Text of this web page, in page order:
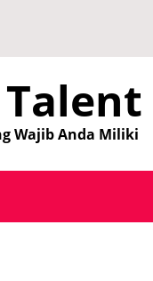
Wajib Anda Miliki